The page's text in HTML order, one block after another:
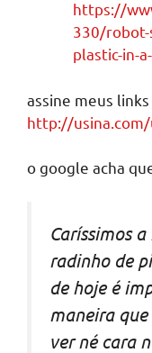
https://
330/
plastic-in-
assine meus
http://
o google acha
Caríssimos
radinho de
de hoje é
maneira
ver né cara